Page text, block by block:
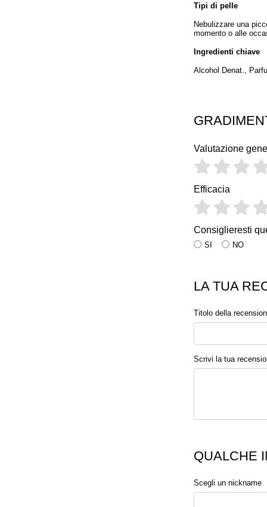
Tipi di pelle
Nebulizzare una
momento o alle
Ingredienti chiave
Alcohol Denat.,
Valutazione
Efficacia
Consiglieresti
SI NO
LA TUA
Titolo della
Scrivi la tua
QUALCHE
Scegli un nickname